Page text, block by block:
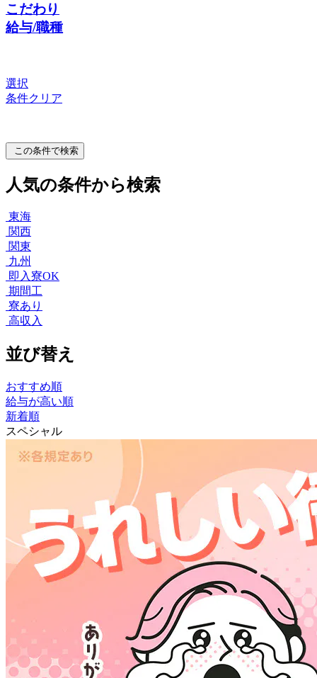
こだわり
給与/職種
選択
条件クリア
この条件で検索
人気の条件から検索
東海
関西
関東
九州
即入寮OK
期間工
寮あり
高収入
並び替え
おすすめ順
給与が高い順
新着順
スペシャル